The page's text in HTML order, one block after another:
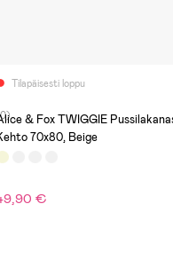
Tilapäisesti loppu
& Fox TWIGGIE
70x80, Beige
€